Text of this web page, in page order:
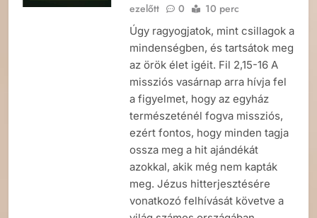
ezelőtt
0 10 perc
Úgy ragyogjatok, mint csillagok a
mindenségben, és tartsátok meg
az örök élet igéit. Fil 2,15-16 A
missziós vasárnap arra hívja fel
a figyelmet, hogy az egyház
természeténél fogva missziós,
ezért fontos, hogy minden tagja
ossza meg a hit ajándékát
azokkal, akik még nem kapták
meg. Jézus hitterjesztésére
vonatkozó felhívását követve a